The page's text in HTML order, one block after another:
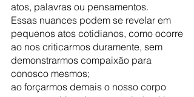
atos, palavras ou pensamentos.
Essas nuances podem se revelar em
pequenos atos cotidianos, como ocorre
ao nos criticarmos duramente, sem
demonstrarmos compaixão para
conosco mesmos;
ao forçarmos demais o nosso corpo